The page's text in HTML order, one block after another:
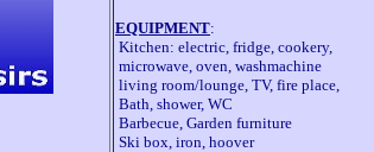
EQUIPMENT:
Kitchen: electric, fridge, cookery,
microwave, oven, washmachine
living room/lounge, TV, fire place,
Bath, shower, WC
Barbecue, Garden furniture
Ski box, iron, hoover